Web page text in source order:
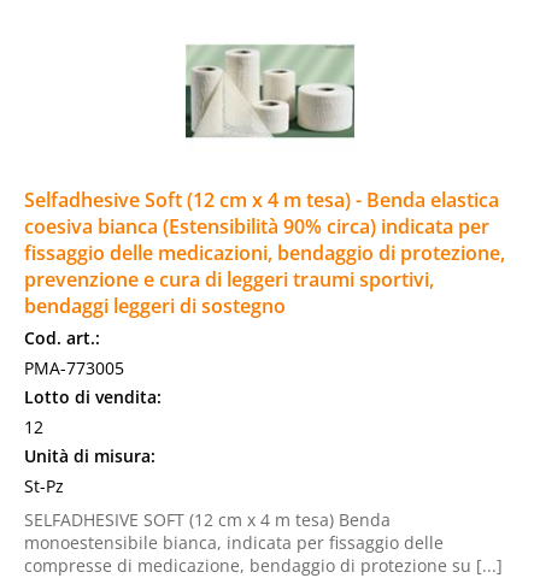
Selfadhesive Soft (12 cm x 4 m tesa) - Benda elastica
coesiva bianca (Estensibilità 90% circa) indicata per
fissaggio delle medicazioni, bendaggio di protezione,
prevenzione e cura di leggeri traumi sportivi,
bendaggi leggeri di sostegno
Cod. art.:
PMA-773005
Lotto di vendita:
12
Unità di misura:
St-Pz
SELFADHESIVE SOFT (12 cm x 4 m tesa) Benda
monoestensibile bianca, indicata per fissaggio delle
compresse di medicazione, bendaggio di protezione su [...]